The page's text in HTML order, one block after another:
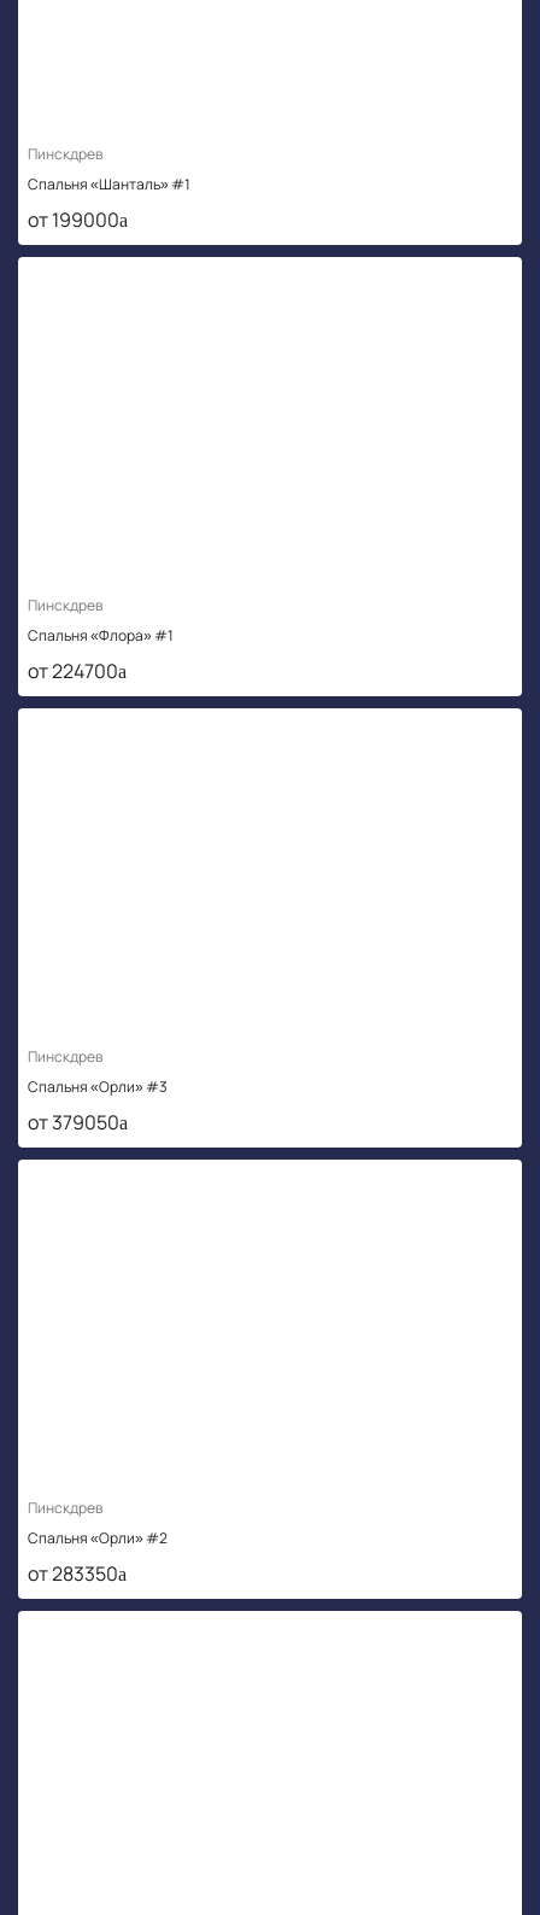
Пинскдрев
Спальня «Шанталь» #1
от 199000
Пинскдрев
Спальня «Флора» #1
от 224700
Пинскдрев
Спальня «Орли» #3
от 379050
Пинскдрев
Спальня «Орли» #2
от 283350